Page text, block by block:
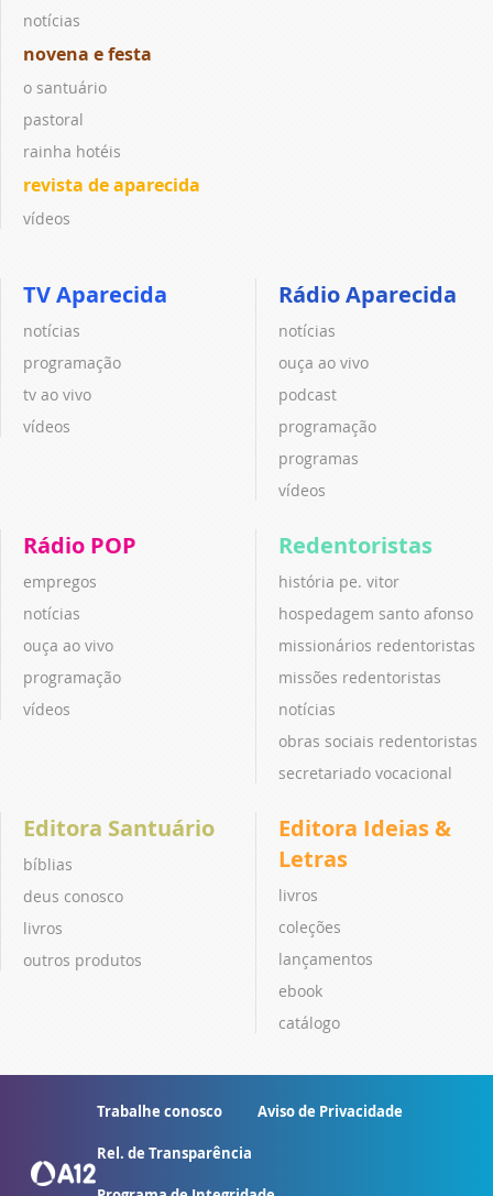
notícias
novena e festa
o santuário
pastoral
rainha hotéis
revista de aparecida
vídeos
TV Aparecida
notícias
programação
tv ao vivo
vídeos
Rádio Aparecida
notícias
ouça ao vivo
podcast
programação
programas
vídeos
Rádio POP
empregos
notícias
ouça ao vivo
programação
vídeos
Redentoristas
história pe. vitor
hospedagem santo afonso
missionários redentoristas
missões redentoristas
notícias
obras sociais redentoristas
secretariado vocacional
Editora Santuário
bíblias
deus conosco
livros
outros produtos
Editora Ideias &
Letras
livros
coleções
lançamentos
ebook
catálogo
Trabalhe conosco Aviso de Privacidade
Rel. de Transparência